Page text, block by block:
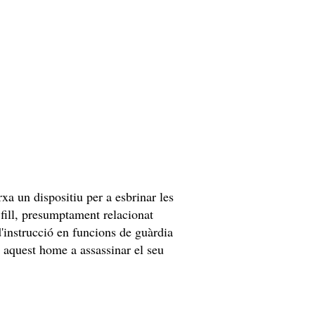
un dispositiu per a esbrinar les
presumptament relacionat
en funcions de guàrdia
home a assassinar el seu